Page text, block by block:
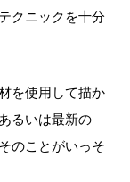
クニックを十分
を使用して描か
るいは最新の
のことがいっそ